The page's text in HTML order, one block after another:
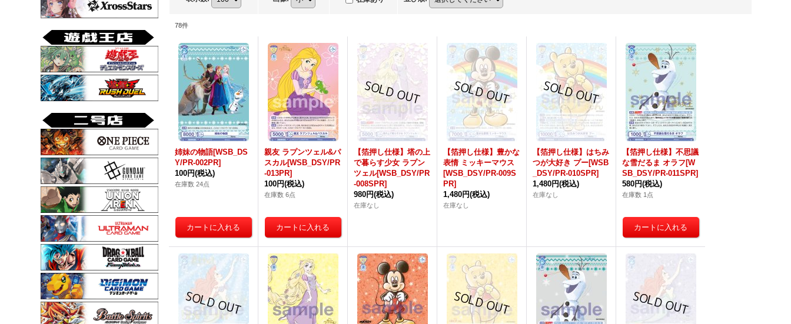
78件
姉妹の物語[WSB_DS
Y/PR-002PR]
100円(税込)
在庫数 24点
親友 ラプンツェル&パ
スカル[WSB_DSY/PR
-013PR]
100円(税込)
在庫数 6点
【箔押し仕様】塔の上
で暮らす少女 ラプン
ツェル[WSB_DSY/PR
-008SPR]
980円(税込)
在庫なし
【箔押し仕様】豊かな
表情 ミッキーマウス
[WSB_DSY/PR-009S
PR]
1,480円(税込)
在庫なし
【箔押し仕様】はちみ
つが大好き プー[WSB
_DSY/PR-010SPR]
1,480円(税込)
在庫なし
【箔押し仕様】不思議
な雪だるま オラフ[W
SB_DSY/PR-011SPR]
580円(税込)
在庫数 1点